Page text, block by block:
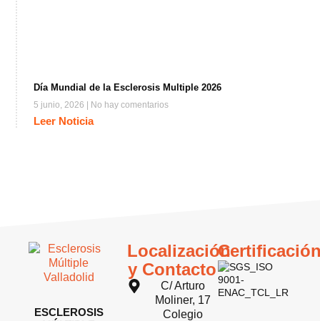
Día Mundial de la Esclerosis Multiple 2026
5 junio, 2026 No hay comentarios
Leer Noticia
ESCLEROSIS
Localización
y Contacto
C/ Arturo
Moliner, 17
Colegio